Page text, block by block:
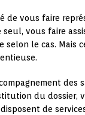
de vous faire
seul, vous faire
selon le cas. Mais
des
du dossier,
disposent de